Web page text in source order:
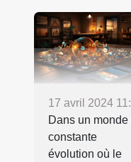
17 avril 2024
Dans un monde
constante
évolution où le